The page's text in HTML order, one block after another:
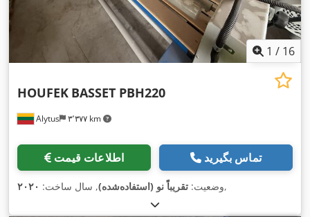
1 / 16
Alytus ۳٬۳۷۷ km
HOUFEK BASSET PBH220
اطلاعات قیمت تماس بگیرید
وضعیت: تقریباً نو (استفاده‌شده), سال ساخت: ۲۰۲۰ ,